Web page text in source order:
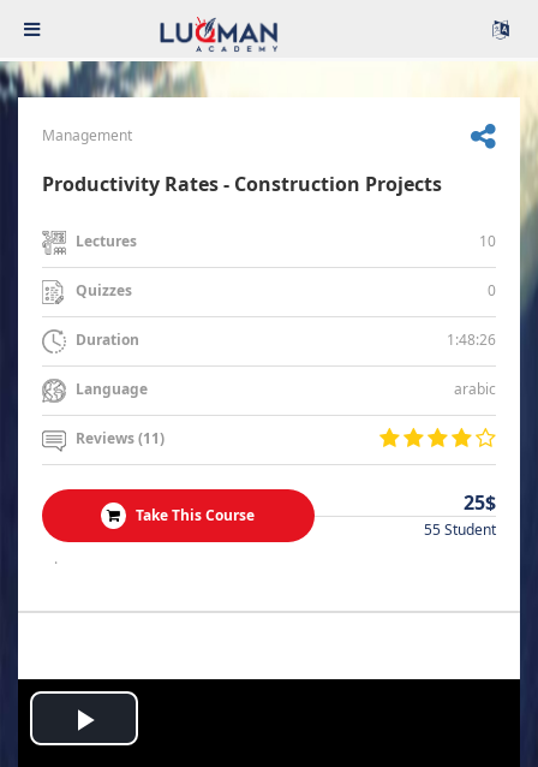
Management
Productivity Rates - Construction Projects
Lectures 10
Quizzes 0
Duration 1:48:26
Language arabic
Reviews (11)
Take This Course 25$
55 Student
.
Play